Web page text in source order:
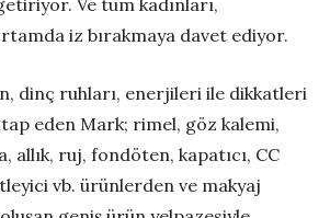
iz bırakmaya davet ediyor.
dinç ruhları, enerjileri ile dikkatleri
eden Mark; rimel, göz kalemi,
allık, ruj, fondöten, kapatıcı, CC
vb. ürünlerden ve makyaj